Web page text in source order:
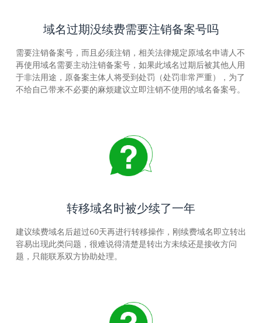
域名过期没续费需要注销备案号吗
需要注销备案号，而且必须注销，相关法律规定原域名申请人不
再使用域名需要主动注销备案号，如果此域名过期后被其他人用
于非法用途，原备案主体人将受到处罚（处罚非常严重），为了
不给自己带来不必要的麻烦建议立即注销不使用的域名备案号。
转移域名时被少续了一年
建议续费域名后超过60天再进行转移操作，刚续费域名即立转出
容易出现此类问题，很难说得清楚是转出方未续还是接收方问
题，只能联系双方协助处理。